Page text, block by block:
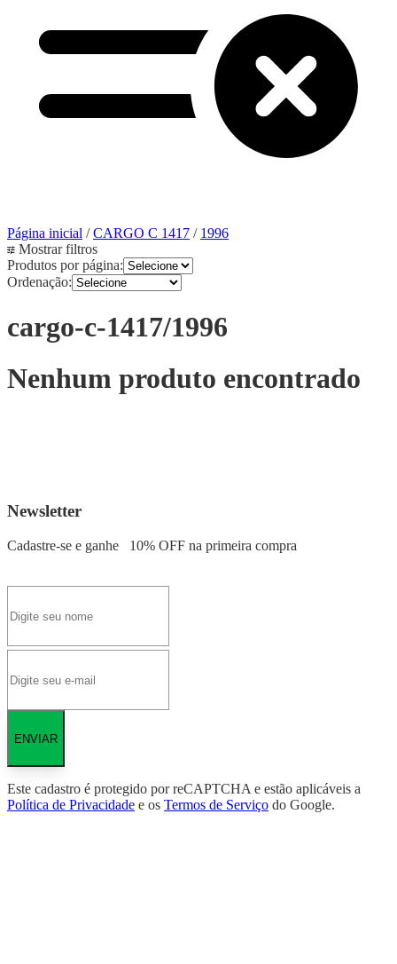
Página inicial /CARGO C 1417 / 1996
Mostrar filtros
Produtos por página:
Ordenação:
cargo-c-1417/1996
Nenhum produto encontrado
Newsletter
Cadastre-se e ganhe 10% OFF na primeira compra
ENVIAR
Este cadastro é protegido por reCAPTCHA e estão aplicáveis a
Política de Privacidade e os Termos de Serviço do Google.